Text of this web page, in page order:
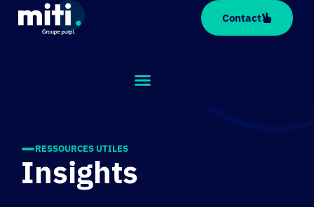
Panneau de gestion des cookies
Contact
RESSOURCES UTILES
Insights